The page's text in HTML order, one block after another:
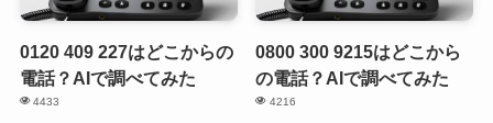
0120 409 227はどこからの
電話？AIで調べてみた
4433
0800 300 9215はどこから
の電話？AIで調べてみた
4216